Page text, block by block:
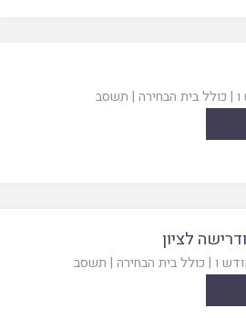
| כולל בית הבחירה | תשסב
לציון
ו | כולל בית הבחירה | תשסב